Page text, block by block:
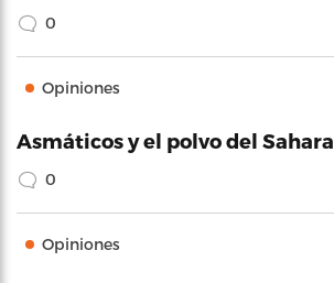
0
Opiniones
Asmáticos y el polvo del Sahara
0
Opiniones